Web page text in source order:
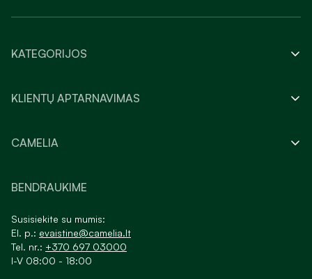
KATEGORIJOS
KLIENTŲ APTARNAVIMAS
CAMELIA
BENDRAUKIME
Susisiekite su mumis:
El. p.: evaistine@camelia.lt
Tel. nr.: +370 697 03000
I-V 08:00 - 18:00